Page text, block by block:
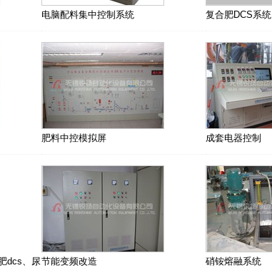
电脑配料集中控制系统 复合肥DCS系统
肥料中控模拟屏 成套电器控制
dcs、尿节能变频改造 硝铵熔融系统